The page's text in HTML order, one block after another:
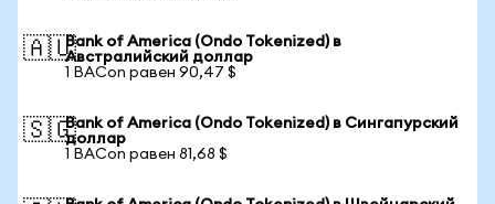
🇦🇺Bank of America (Ondo Tokenized) в
Австралийский доллар
1 BACon равен 90,47 $
🇸🇬Bank of America (Ondo Tokenized) в Сингапурский
доллар
1 BACon равен 81,68 $